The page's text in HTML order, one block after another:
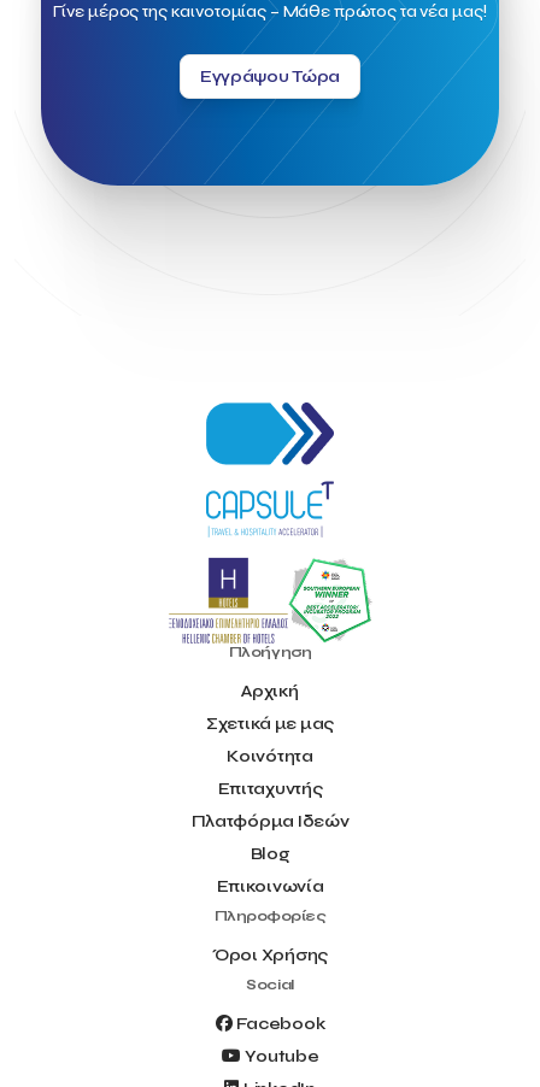
Γίνε μέρος της καινοτομίας – Μάθε πρώτος τα νέα μας!
Εγγράψου Τώρα
Πλοήγηση
Αρχική
Σχετικά με μας
Κοινότητα
Επιταχυντής
Πλατφόρμα Ιδεών
Blog
Επικοινωνία
Πληροφορίες
Όροι Χρήσης
Social
Facebook
Youtube